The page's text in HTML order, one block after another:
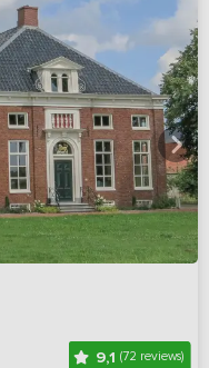
9,1(72 reviews)